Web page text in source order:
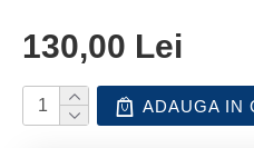
130,00 Lei
ADAUGA IN